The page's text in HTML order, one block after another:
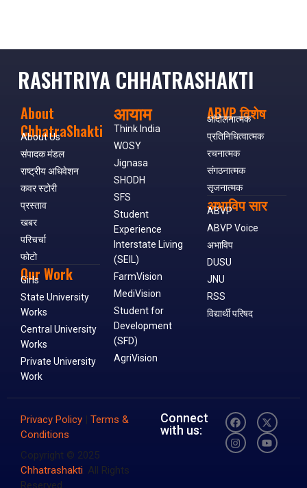
RASHTRIYA CHHATRASHAKTI
About
ChhatraShakti
About Us
संपादक मंडल
राष्ट्रीय अधिवेशन
कवर स्टोरी
प्रस्ताव
खबर
परिचर्चा
फोटो
Our Work
Girls
State University
Works
Central University
Works
Private University
Work
आयाम
Think India
WOSY
Jignasa
SHODH
SFS
Student
Experience
Interstate Living
(SEIL)
FarmVision
MediVision
Student for
Development
(SFD)
AgriVision
ABVP विशेष
आंदोलनात्मक
प्रतिनिधित्वात्मक
रचनात्मक
संगठनात्मक
सृजनात्मक
अभाविप सार
ABVP
ABVP Voice
अभाविप
DUSU
JNU
RSS
विद्यार्थी परिषद
Privacy Policy
Terms &
Conditions
Copyright © 2025
Chhatrashakti. All Rights
Reserved.
Connect
with us: